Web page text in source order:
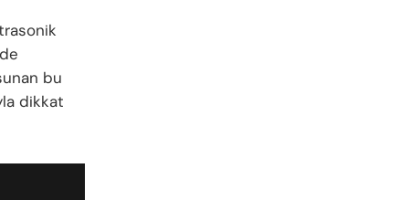
bu
dikkat